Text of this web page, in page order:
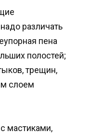
различать
пена
полостей;
трещин,
слоем
мастиками,